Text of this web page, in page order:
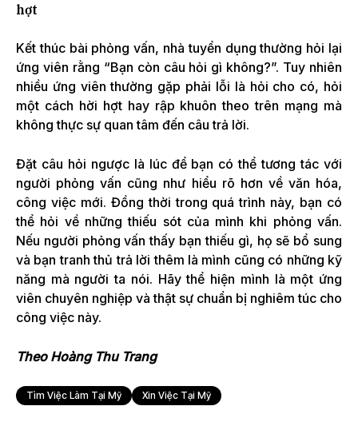
hợt
Kết thúc bài phỏng vấn, nhà tuyển dụng thường hỏi lại
ứng viên rằng “Bạn còn câu hỏi gì không?”. Tuy nhiên
nhiều ứng viên thường gặp phải lỗi là hỏi cho có, hỏi
một cách hời hợt hay rập khuôn theo trên mạng mà
không thực sự quan tâm đến câu trả lời.
Đặt câu hỏi ngược là lúc để bạn có thể tương tác với
người phỏng vấn cũng như hiểu rõ hơn về văn hóa,
công việc mới. Đồng thời trong quá trình này, bạn có
thể hỏi về những thiếu sót của mình khi phỏng vấn.
Nếu người phỏng vấn thấy bạn thiếu gì, họ sẽ bổ sung
và bạn tranh thủ trả lời thêm là mình cũng có những kỹ
năng mà người ta nói. Hãy thể hiện mình là một ứng
viên chuyên nghiệp và thật sự chuẩn bị nghiêm túc cho
công việc này.
Theo Hoàng Thu Trang
Tìm Việc Làm Tại Mỹ Xin Việc Tại Mỹ